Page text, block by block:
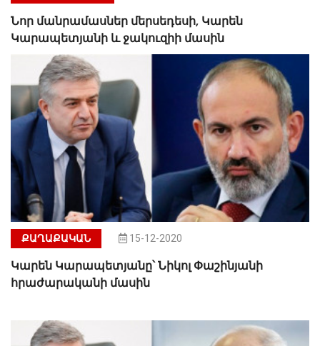
Նոր մանրամասներ մերսեդեսի, Կարեն
Կարապետյանի և ջակուզիի մասին
ՔԱՂԱՔԱԿԱՆ 15-12-2020
Կարեն Կարապետյանը՝ Նիկոլ Փաշինյանի
հրաժարականի մասին